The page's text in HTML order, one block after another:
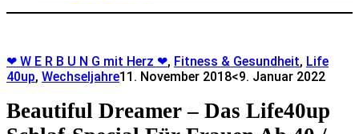
❤ W E R B U N G mit Herz ❤, Fitness & Gesundheit, Life
40up, Wechseljahre11. November 2018<9. Januar 2022
Beautiful Dreamer – Das Life40up